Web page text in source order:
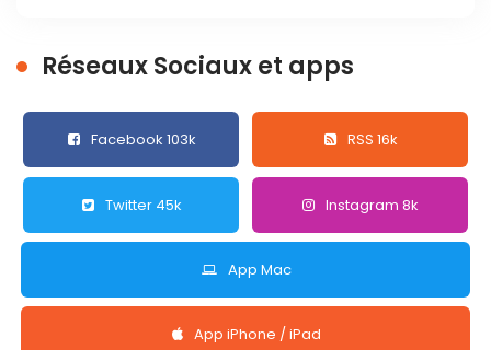
Réseaux Sociaux et apps
Facebook 103k RSS 16k
Twitter 45k Instagram 8k
App Mac
App iPhone / iPad